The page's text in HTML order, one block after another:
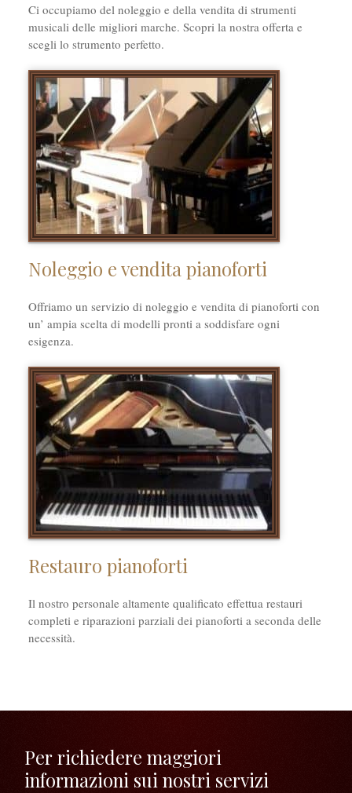
Ci occupiamo del noleggio e della vendita di strumenti
musicali delle migliori marche. Scopri la nostra offerta e
scegli lo strumento perfetto.
Noleggio e vendita pianoforti
Offriamo un servizio di noleggio e vendita di pianoforti con
un’ ampia scelta di modelli pronti a soddisfare ogni
esigenza.
Restauro pianoforti
Il nostro personale altamente qualificato effettua restauri
completi e riparazioni parziali dei pianoforti a seconda delle
necessità.
Per richiedere maggiori
informazioni sui nostri servizi